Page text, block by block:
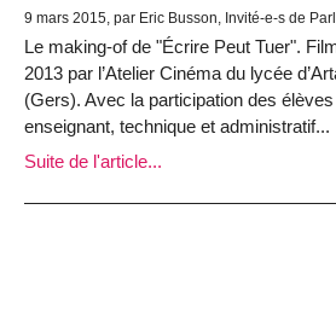
9 mars 2015, par Eric Busson, Invité-e-s de
Le making-of de "Écrire Peut Tuer".
2013 par l’Atelier Cinéma du lycée
(Gers). Avec la participation des
enseignant, technique et administratif...
Suite de l'article...